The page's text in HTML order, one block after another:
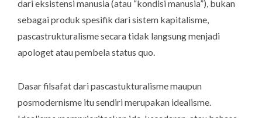
dari eksistensi manusia (atau “kondisi manusia”), bukan
sebagai produk spesifik dari sistem kapitalisme,
pascastrukturalisme secara tidak langsung menjadi
apologet atau pembela status quo.
Dasar filsafat dari pascastukturalisme maupun
posmodernisme itu sendiri merupakan idealisme.